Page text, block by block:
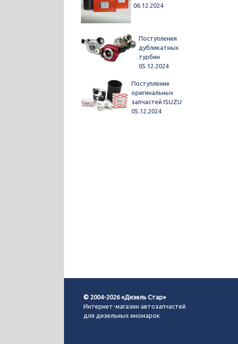
06.12.2024
Поступления
дубликатных
турбин
05.12.2024
Поступление
оригинальных
запчастей ISUZU
05.12.2024
© 2004-2026 «Дизель Стар»
Интернет-магазин автозапчастей
для дизельных иномарок